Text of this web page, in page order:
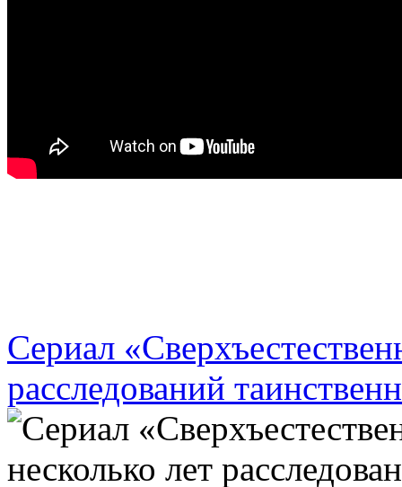
Сериал
расследований